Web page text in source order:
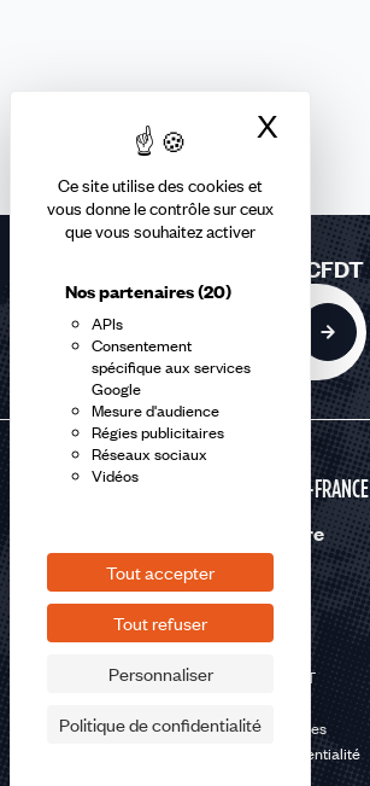
Ce site utilise des cookies et
vous donne le contrôle sur ceux
que vous souhaitez activer
Nos partenaires(20)
APIs
Consentement
spécifique aux services
Google
Mesure d'audience
Régies publicitaires
Réseaux sociaux
Vidéos
Tout accepter
Tout refuser
Personnaliser
Politique de confidentialité
X
Rejoindre la CFDT
HAUTS-DE-FRANCE
Nous suivre
©2026 CFDT
Mentions légales
Politique de confidentialité